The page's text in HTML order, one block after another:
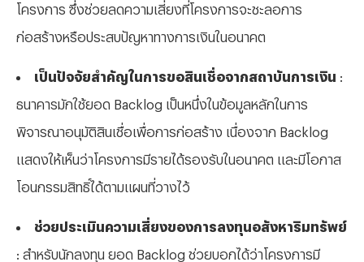
โครงการ ซึ่งช่วยลดความเสี่ยงที่โครงการจะชะลอการ
ก่อสร้างหรือประสบปัญหาทางการเงินในอนาคต
เป็นปัจจัยสำคัญในการขอสินเชื่อจากสถาบันการเงิน
ธนาคารมักใช้ยอด Backlog เป็นหนึ่งในข้อมูลหลักในการ
พิจารณาอนุมัติสินเชื่อเพื่อการก่อสร้าง เนื่องจาก Backlog
แสดงให้เห็นว่าโครงการมีรายได้รองรับในอนาคต และมีโอกาส
โอนกรรมสิทธิ์ได้ตามแผนที่วางไว้
ช่วยประเมินความเสี่ยงของการลงทุนอสังหาริมทรัพย์
: สำหรับนักลงทุน ยอด Backlog ช่วยบอกได้ว่าโครงการมี